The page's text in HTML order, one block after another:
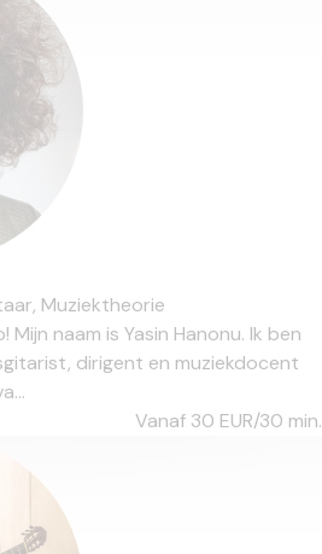
Muziektheorie
Mijn naam is Yasin Hanonu. Ik ben
dirigent en muziekdocent
Vanaf 30 EUR/30 min.